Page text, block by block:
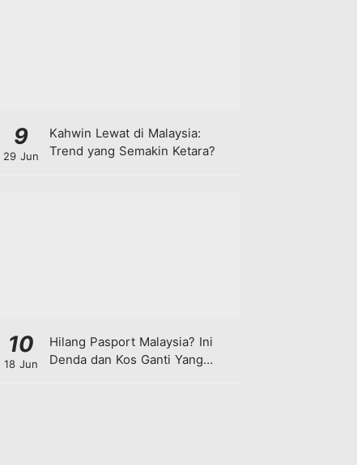
9
29 Jun
Kahwin Lewat di Malaysia:
Trend yang Semakin Ketara?
10
18 Jun
Hilang Pasport Malaysia? Ini
Denda dan Kos Ganti Yang